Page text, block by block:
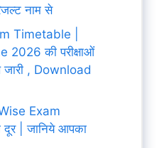
नाम से
Timetable |
2026 की परीक्षाओं
जारी , Download
Exam
| जानिये आपका